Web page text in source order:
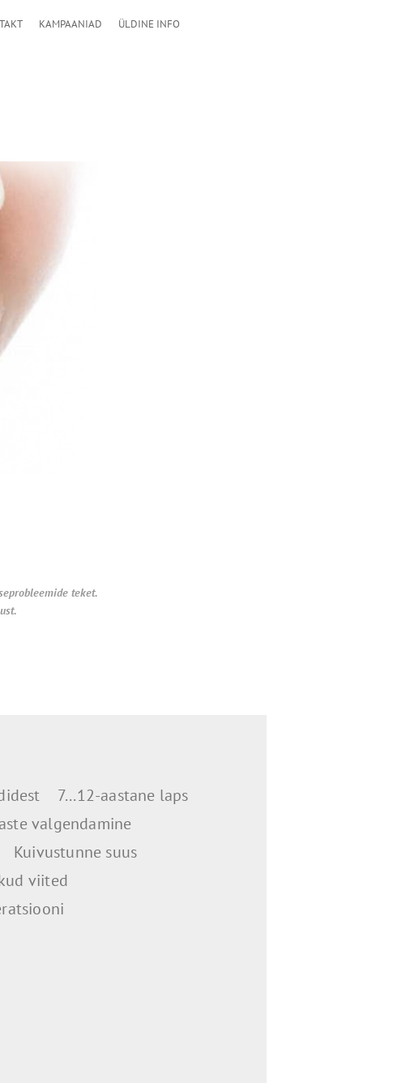
KAMPAANIAD
ÜLDINE INFO
teket.
7...12-aastane laps
valgendamine
Kuivustunne suus
viited